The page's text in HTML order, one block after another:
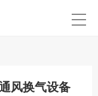
风换气设备